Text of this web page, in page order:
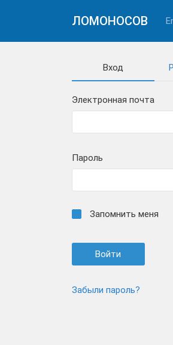
ЛОМОНОСОВ
Вход
Электронная почта
Пароль
Запомнить меня
Забыли пароль?